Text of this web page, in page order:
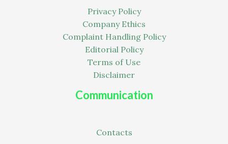
Privacy Policy
Company Ethics
Complaint Handling Policy
Editorial Policy
Terms of Use
Disclaimer
Communication
Contacts